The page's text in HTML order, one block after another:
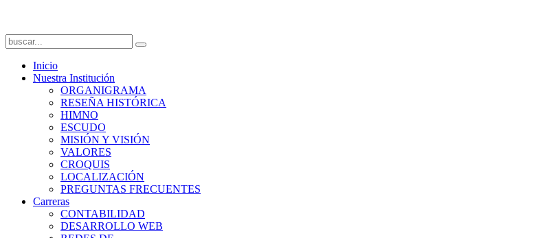
Inicio
Nuestra Institución
ORGANIGRAMA
RESEÑA HISTÓRICA
HIMNO
ESCUDO
MISIÓN Y VISIÓN
VALORES
CROQUIS
LOCALIZACIÓN
PREGUNTAS FRECUENTES
Carreras
CONTABILIDAD
DESARROLLO WEB